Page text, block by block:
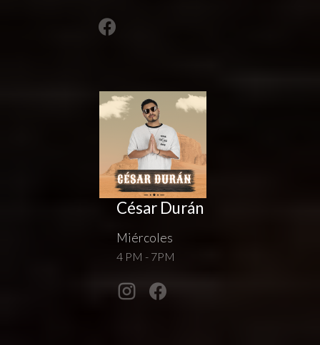
César Durán
Miércoles
4 PM - 7PM